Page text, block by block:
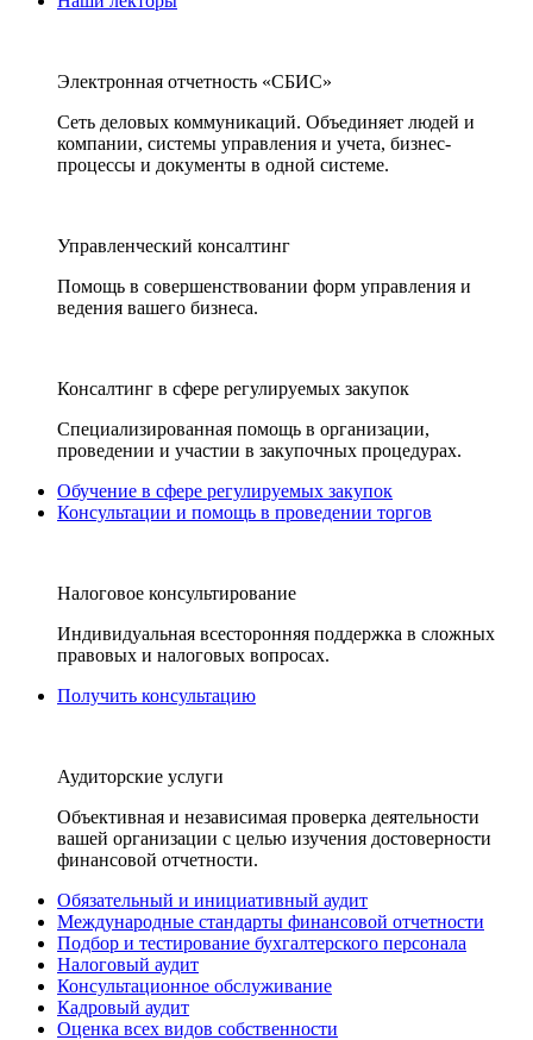
Электронная отчетность «СБИС»
Сеть деловых коммуникаций. Объединяет людей и
компании, системы управления и учета, бизнес-
процессы и документы в одной системе.
Управленческий консалтинг
Помощь в совершенствовании форм управления и
ведения вашего бизнеса.
Консалтинг в сфере регулируемых закупок
Специализированная помощь в организации,
проведении и участии в закупочных процедурах.
Обучение в сфере регулируемых закупок
Консультации и помощь в проведении торгов
Налоговое консультирование
Индивидуальная всесторонняя поддержка в сложных
правовых и налоговых вопросах.
Получить консультацию
Аудиторские услуги
Объективная и независимая проверка деятельности
вашей организации с целью изучения достоверности
финансовой отчетности.
Обязательный и инициативный аудит
Международные стандарты финансовой отчетности
Подбор и тестирование бухгалтерского персонала
Налоговый аудит
Консультационное обслуживание
Кадровый аудит
Оценка всех видов собственности